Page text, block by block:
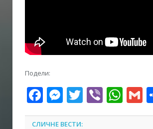
Подели:
Facebook
Messenger
Twitter
Viber
СЛИЧНЕ ВЕСТИ: